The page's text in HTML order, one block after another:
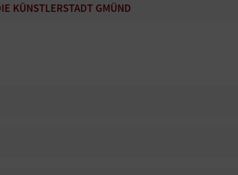
KÜNSTLERSTADT GMÜND